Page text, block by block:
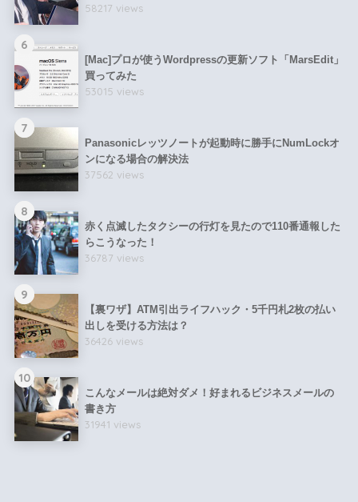
58217 views
6
[Mac]プロが使うWordpressの更新ソフト「MarsEdit」
買ってみた
53015 views
7
Panasonicレッツノートが起動時に勝手にNumLockオ
ンになる場合の解決法
37562 views
8
赤く点滅したタクシーの行灯を見たので110番通報した
らこうなった！
36787 views
9
【裏ワザ】ATM引出ライフハック・5千円札2枚の払い
出しを受ける方法は？
36426 views
10
こんなメールは絶対ダメ！好まれるビジネスメールの
書き方
31941 views